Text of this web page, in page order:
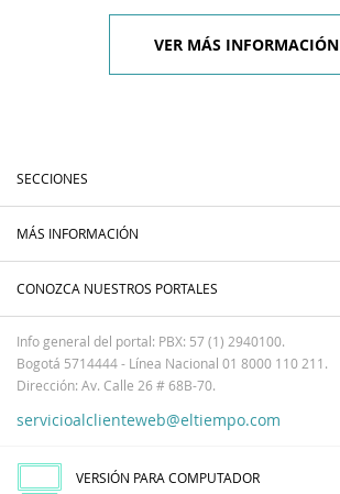
VER MÁS INFORMACIÓN
SECCIONES
MÁS INFORMACIÓN
CONOZCA NUESTROS PORTALES
Info general del portal: PBX: 57 (1) 2940100.
Bogotá 5714444 - Línea Nacional 01 8000 110 211.
Dirección: Av. Calle 26 # 68B-70.
servicioalclienteweb@eltiempo.com
VERSIÓN PARA COMPUTADOR